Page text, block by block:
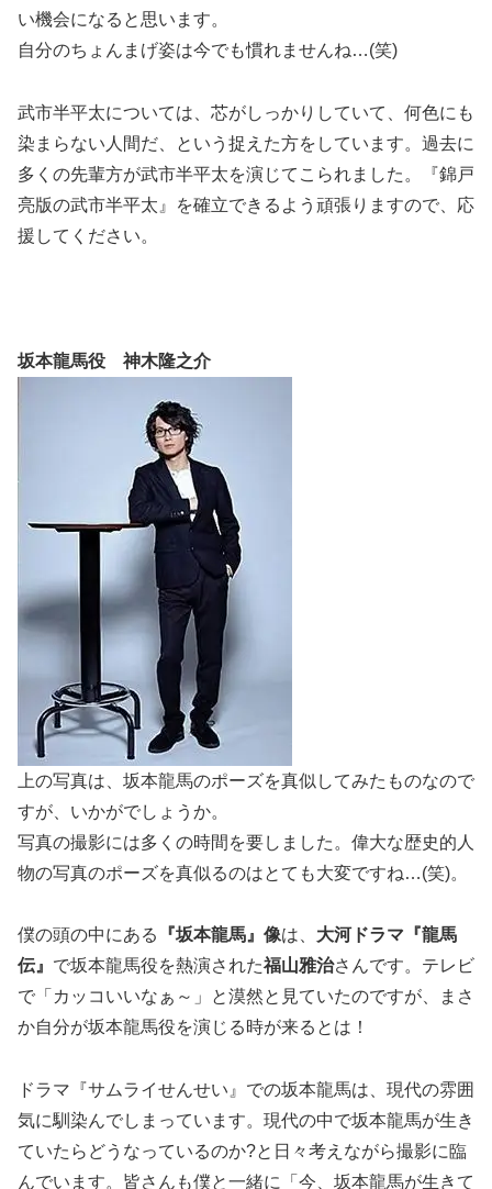
い機会になると思います。
自分のちょんまげ姿は今でも慣れませんね…(笑)
武市半平太については、芯がしっかりしていて、何色にも
染まらない人間だ、という捉えた方をしています。過去に
多くの先輩方が武市半平太を演じてこられました。『錦戸
亮版の武市半平太』を確立できるよう頑張りますので、応
援してください。
坂本龍馬役 神木隆之介
上の写真は、坂本龍馬のポーズを真似してみたものなので
すが、いかがでしょうか。
写真の撮影には多くの時間を要しました。偉大な歴史的人
物の写真のポーズを真似るのはとても大変ですね…(笑)。
僕の頭の中にある 『坂本龍馬』像は、 大河ドラマ『龍馬
伝』 で坂本龍馬役を熱演された福山雅治さんです。テレビ
で「カッコいいなぁ～」と漠然と見ていたのですが、まさ
か自分が坂本龍馬役を演じる時が来るとは！
ドラマ『サムライせんせい』での坂本龍馬は、現代の雰囲
気に馴染んでしまっています。現代の中で坂本龍馬が生き
ていたらどうなっているのか?と日々考えながら撮影に臨
んでいます。皆さんも僕と一緒に「今、坂本龍馬が生きて